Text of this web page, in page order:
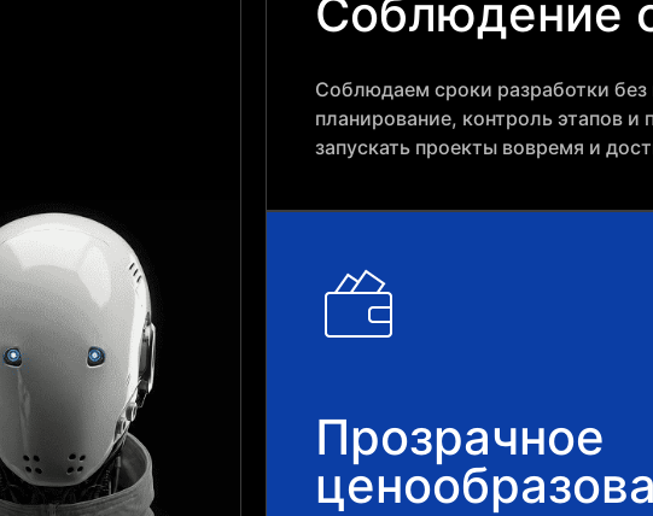
Соблюдение
Соблюдаем сроки разработки без
планирование, контроль этапов
запускать проекты вовремя и
Прозрачное